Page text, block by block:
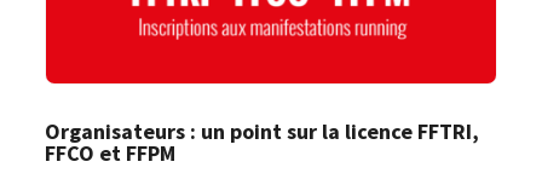
Organisateurs : un point sur la licence FFTRI,
FFCO et FFPM